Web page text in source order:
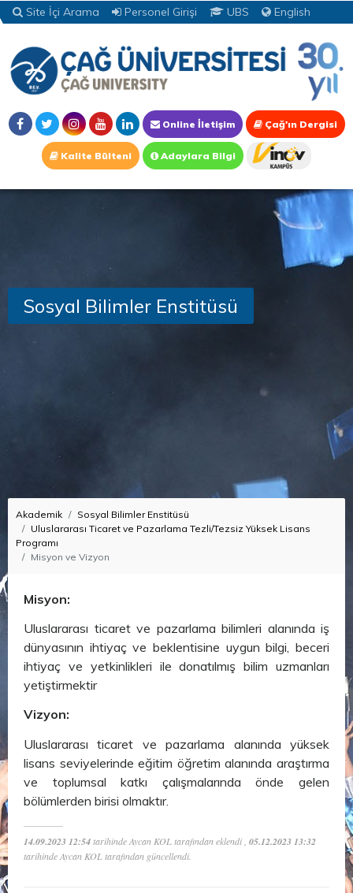
Site İçi Arama Personel Girişi UBS English
Online İletişim Çağ'ın Dergisi
Kalite Bülteni Adaylara Bilgi
Sosyal Bilimler Enstitüsü
Akademik
Sosyal Bilimler Enstitüsü
Uluslararası Ticaret ve Pazarlama Tezli/Tezsiz Yüksek Lisans
Programı
Misyon ve Vizyon
Misyon:
Uluslararası ticaret ve pazarlama bilimleri alanında iş
dünyasının ihtiyaç ve beklentisine uygun bilgi, beceri
ihtiyaç ve yetkinlikleri ile donatılmış bilim uzmanları
yetiştirmektir
Vizyon:
Uluslararası ticaret ve pazarlama alanında yüksek
lisans seviyelerinde eğitim öğretim alanında araştırma
ve toplumsal katkı çalışmalarında önde gelen
bölümlerden birisi olmaktır.
14.09.2023 12:54tarihinde Aycan KOL tarafından eklendi , 05.12.2023 13:32
tarihinde Aycan KOL tarafından güncellendi.